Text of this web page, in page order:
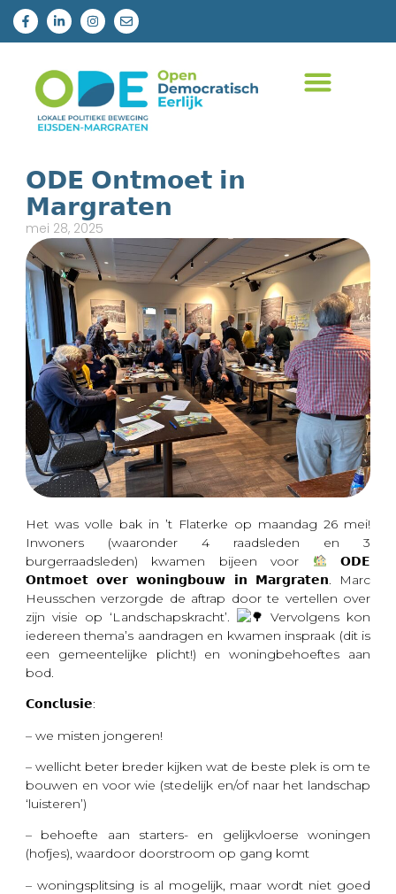
𝗢𝗗𝗘 𝗢𝗻𝘁𝗺𝗼𝗲𝘁 𝗶𝗻
𝗠𝗮𝗿𝗴𝗿𝗮𝘁𝗲𝗻
mei 28, 2025
Het was volle bak in ’t Flaterke op maandag 26 mei!
Inwoners (waaronder 4 raadsleden en 3
burgerraadsleden) kwamen bijeen voor
𝗢𝗗𝗘
𝗢𝗻𝘁𝗺𝗼𝗲𝘁 𝗼𝘃𝗲𝗿 𝘄𝗼𝗻𝗶𝗻𝗴𝗯𝗼𝘂𝘄 𝗶𝗻 𝗠𝗮𝗿𝗴𝗿𝗮𝘁𝗲𝗻. Marc
Heusschen verzorgde de aftrap door te vertellen over
zijn visie op ‘Landschapskracht’.
Vervolgens kon
iedereen thema’s aandragen en kwamen inspraak (dit is
een gemeentelijke plicht!) en woningbehoeftes aan
bod.
𝗖𝗼𝗻𝗰𝗹𝘂𝘀𝗶𝗲:
– we misten jongeren!
– wellicht beter breder kijken wat de beste plek is om te
bouwen en voor wie (stedelijk en/of naar het landschap
‘luisteren’)
– behoefte aan starters- en gelijkvloerse woningen
(hofjes), waardoor doorstroom op gang komt
– woningsplitsing is al mogelijk, maar wordt niet goed